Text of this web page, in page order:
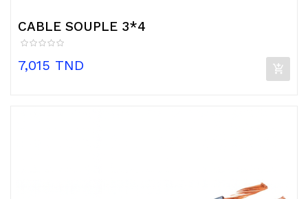
CABLE SOUPLE 3*4
Prix
7,015 TND